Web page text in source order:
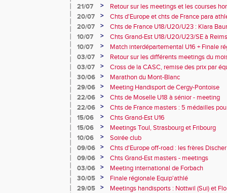
21/07
>
Retour sur les meetings et les courses
20/07
>
Chts d'Europe et chts de France para
champion d'Europe et multiples
20/07 >
Chts de France U18/U20/U23 : Klara
10e
10/07 >
Chts Grand-Est U18/U20/U23/SE à
10/07
>
Match interdépartemental U16 + Finale
Obernai
03/07 >
Retour sur les différents meetings du
03/07
>
Cross de la CASC, remise des prix par
collèges
30/06 >
Marathon du Mont-Blanc
29/06
>
Meeting Handisport de Cergy-Pontoise
22/06
>
Chts de Moselle U18 à sénior - meeting
22/06
>
Chts de France masters : 5 médailles
15/06
>
Chts Grand-Est U16
15/06
>
Meetings Toul, Strasbourg et Fribourg
10/06
>
Soirée club
09/06
>
Chts d'Europe off-road : les frères
09/06
>
Chts Grand-Est masters - meetings
03/06
>
Meeting international de Forbach
30/05
>
Finale régionale Equip'athlé
29/05
> Meetings handisports : Nottwil (Sui) et